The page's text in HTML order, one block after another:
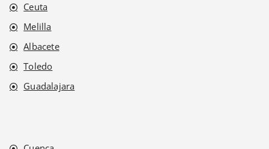
Ceuta
Melilla
Albacete
Toledo
Guadalajara